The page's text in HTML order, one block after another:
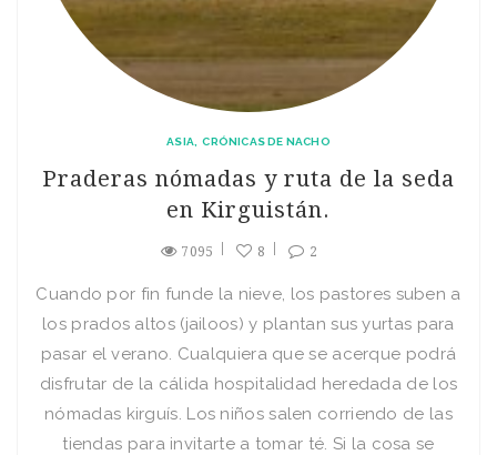
ASIA CRÓNICAS DE NACHO
Praderas nómadas y ruta de la seda
en Kirguistán.
7095 8 2
Cuando por fin funde la nieve, los pastores suben a
los prados altos (jailoos) y plantan sus yurtas para
pasar el verano. Cualquiera que se acerque podrá
disfrutar de la cálida hospitalidad heredada de los
nómadas kirguís. Los niños salen corriendo de las
tiendas para invitarte a tomar té. Si la cosa se